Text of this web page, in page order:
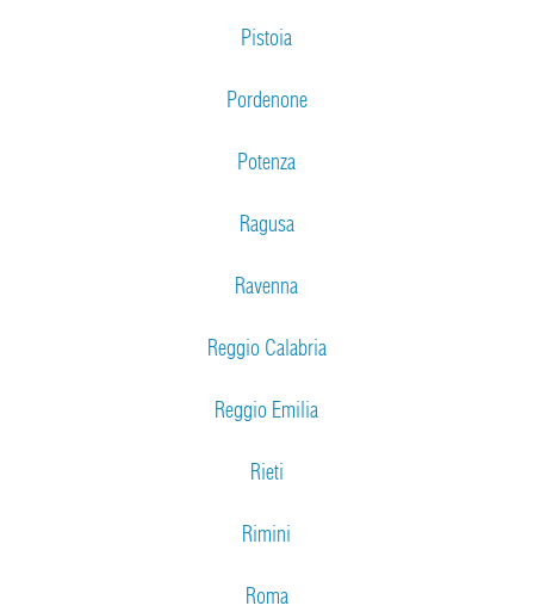
Pistoia
Pordenone
Potenza
Ragusa
Ravenna
Reggio Calabria
Reggio Emilia
Rieti
Rimini
Roma